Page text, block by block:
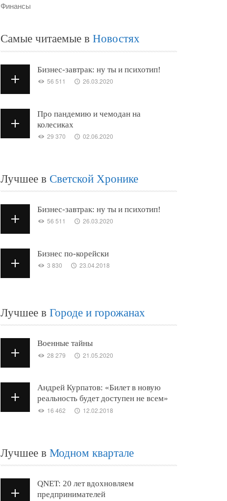
Финансы
Самые читаемые в Новостях
Бизнес-завтрак: ну ты и психотип!
56 511 26.03.2020
Про пандемию и чемодан на
колесиках
29 370 02.06.2020
Лучшее в Светской Хронике
Бизнес-завтрак: ну ты и психотип!
56 511 26.03.2020
Бизнес по-корейски
3 830 23.04.2018
Лучшее в Городе и горожанах
Военные тайны
28 279 21.05.2020
Андрей Курпатов: «Билет в новую
реальность будет доступен не всем»
16 462 12.02.2018
Лучшее в Модном квартале
QNET: 20 лет вдохновляем
предпринимателей